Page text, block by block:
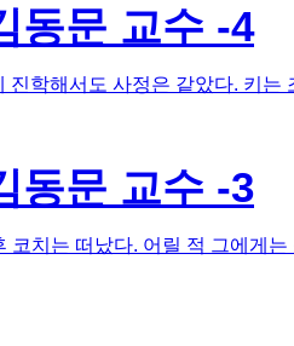
동문 교수 -4
학해서도 사정은 같았다. 키는
동문 교수 -3
치는 떠났다. 어릴 적 그에게